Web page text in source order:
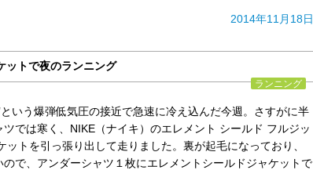
2014年11月18日
ットで夜のランニング
ランニング
いう爆弾低気圧の接近で急速に冷え込んだ今週。さすがに半
では寒く、NIKE（ナイキ）のエレメント シールド フルジッ
ットを引っ張り出して走りました。裏が起毛になっており、
ので、アンダーシャツ１枚にエレメントシールドジャケットで